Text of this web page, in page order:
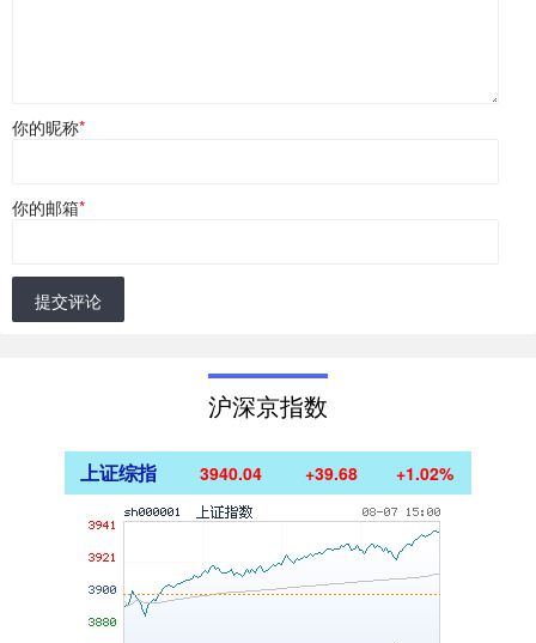
你的昵称*
你的邮箱*
提交评论
沪深京指数
上证综指 3940.04 +39.68 +1.02%